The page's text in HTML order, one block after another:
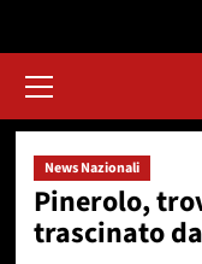
principale
News Nazionali
Pinerolo,
trascinato